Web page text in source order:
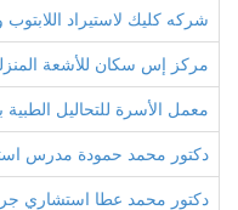
شركه كليك لاستيراد اللابتوب
مركز إس سكان للأشعة
معمل الأسرة للتحاليل الطبية
دكتور محمد حمودة مدرس
دكتور محمد عطا استشاري